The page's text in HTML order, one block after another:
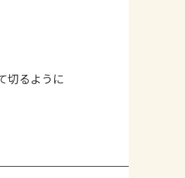
切るように